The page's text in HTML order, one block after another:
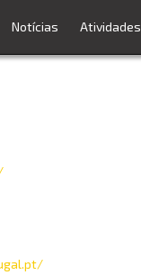
Notícias
Atividades